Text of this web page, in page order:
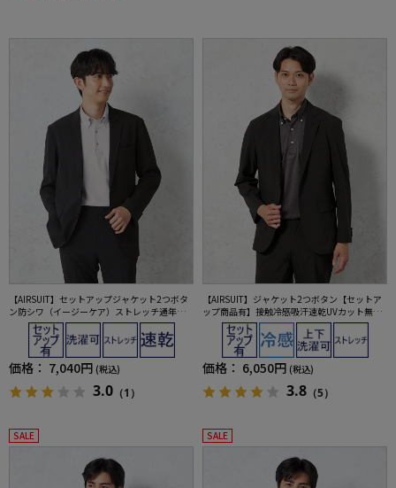
【AIRSUIT】セットアップジャケット2つボタ
ン防シワ（イージーケア）ストレッチ通年吸
汗速乾UVカット春夏
価格： 7,040円 (税込)
3.0 （1）
【AIRSUIT】ジャケット2つボタン【セットア
ップ商品有】接触冷感吸汗速乾UVカット無地
価格： 6,050円 (税込)
3.8 （5）
SALE SALE